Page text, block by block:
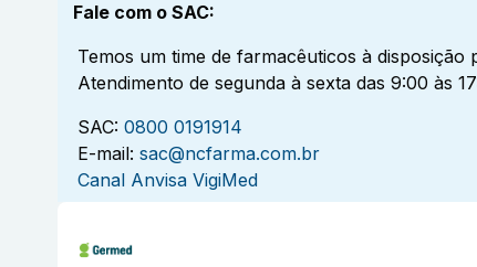
Fale com o SAC:
Temos um time de farmacêuticos à
Atendimento de segunda à sexta das 9:00 às
SAC: 0800 0191914
E-mail: sac@ncfarma.com.br
Canal Anvisa VigiMed